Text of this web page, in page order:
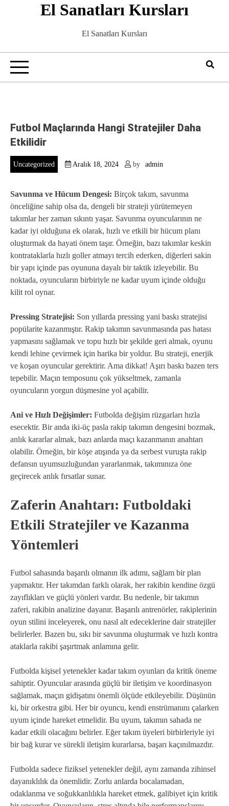
El Sanatları Kursları
El Sanatları Kursları
Futbol Maçlarında Hangi Stratejiler Daha
Etkilidir
Uncategorized Aralık 18, 2024 by admin
Savunma ve Hücum Dengesi: Birçok takım, savunma
önceliğine sahip olsa da, dengeli bir strateji yürütemeyen
takımlar her zaman sıkıntı yaşar. Savunma oyuncularının ne
kadar iyi olduğuna ek olarak, hızlı ve etkili bir hücum planı
oluşturmak da hayati önem taşır. Örneğin, bazı takımlar keskin
kontrataklarla hızlı goller atmayı tercih ederken, diğerleri sakin
bir yapı içinde pas oyununa dayalı bir taktik izleyebilir. Bu
noktada, oyuncuların birbiriyle ne kadar uyum içinde olduğu
kilit rol oynar.
Pressing Stratejisi: Son yıllarda pressing yani baskı stratejisi
popülarite kazanmıştır. Rakip takımın savunmasında pas hatası
yapmasını sağlamak ve topu hızlı bir şekilde geri almak, oyunu
kendi lehine çevirmek için harika bir yoldur. Bu strateji, enerjik
ve koşan oyuncular gerektirir. Ama dikkat! Aşırı baskı bazen ters
tepebilir. Maçın temposunu çok yükseltmek, zamanla
oyuncuların yorgun düşmesine yol açabilir.
Ani ve Hızlı Değişimler: Futbolda değişim rüzgarları hızla
esecektir. Bir anda iki-üç pasla rakip takımın dengesini bozmak,
anlık kararlar almak, bazı anlarda maçı kazanmanın anahtarı
olabilir. Örneğin, bir köşe atışında ya da serbest vuruşta rakip
defansın uyumsuzluğundan yararlanmak, takımınıza öne
geçirecek anlık fırsatlar sunar.
Zaferin Anahtarı: Futboldaki
Etkili Stratejiler ve Kazanma
Yöntemleri
Futbol sahasında başarılı olmanın ilk adımı, sağlam bir plan
yapmaktır. Her takımdan farklı olarak, her rakibin kendine özgü
zayıflıkları ve güçlü yönleri vardır. Bu nedenle, bir takımın
zaferi, rakibin analizine dayanır. Başarılı antrenörler, rakiplerinin
oyun stilini inceleyerek, onu nasıl alt edeceklerine dair stratejiler
belirlerler. Bazen bu, sıkı bir savunma oluşturmak ve hızlı kontra
ataklarla rakibi şaşırtmak anlamına gelir.
Futbolda kişisel yetenekler kadar takım oyunları da kritik öneme
sahiptir. Oyuncular arasında güçlü bir iletişim ve koordinasyon
sağlamak, maçın gidişatını önemli ölçüde etkileyebilir. Düşünün
ki, bir orkestra gibi. Her bir oyuncu, kendi enstrümanını çalarken
uyum içinde hareket etmelidir. Bu uyum, takımın sahada ne
kadar etkili olacağını belirler. Eğer takım üyeleri birbirleriyle iyi
bir bağ kurar ve sürekli iletişim kurarlarsa, başarı kaçınılmazdır.
Futbolda sadece fiziksel yetenekler değil, aynı zamanda zihinsel
dayanıklılık da önemlidir. Zorlu anlarda bocalamadan,
odaklanma ve soğukkanlılıkla hareket etmek, galibiyet için kritik